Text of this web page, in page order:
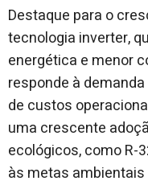
Destaque para o
tecnologia inverter,
energética e menor
responde à
de custos
uma crescente
ecológicos, como R-
às metas ambientais